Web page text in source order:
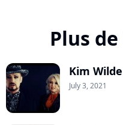
Plus
Kim
July 3, 2021